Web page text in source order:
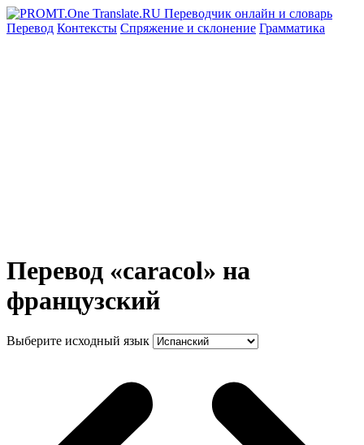
Перевод Контексты Спряжение и склонение Грамматика
Перевод «caracol» на
французский
Выберите исходный язык